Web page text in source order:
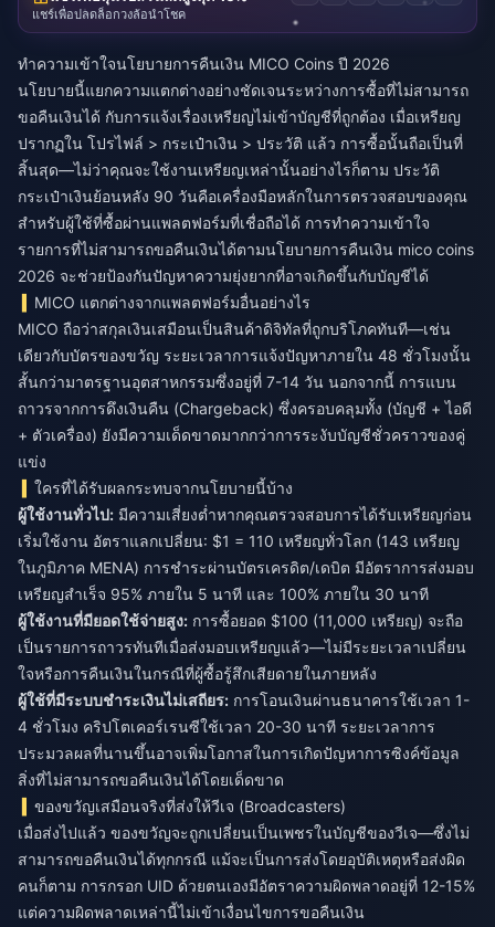
แชร์เพื่อปลดล็อกวงล้อนำโชค
ทำความเข้าใจนโยบายการคืนเงิน MICO Coins ปี 2026
นโยบายนี้แยกความแตกต่างอย่างชัดเจนระหว่างการซื้อที่ไม่สามารถ
ขอคืนเงินได้ กับการแจ้งเรื่องเหรียญไม่เข้าบัญชีที่ถูกต้อง เมื่อเหรียญ
ปรากฏใน โปรไฟล์ > กระเป๋าเงิน > ประวัติ แล้ว การซื้อนั้นถือเป็นที่
สิ้นสุด—ไม่ว่าคุณจะใช้งานเหรียญเหล่านั้นอย่างไรก็ตาม ประวัติ
กระเป๋าเงินย้อนหลัง 90 วันคือเครื่องมือหลักในการตรวจสอบของคุณ
สำหรับผู้ใช้ที่ซื้อผ่านแพลตฟอร์มที่เชื่อถือได้ การทำความเข้าใจ
รายการที่ไม่สามารถขอคืนเงินได้ตามนโยบายการคืนเงิน mico coins
2026 จะช่วยป้องกันปัญหาความยุ่งยากที่อาจเกิดขึ้นกับบัญชีได้
MICO แตกต่างจากแพลตฟอร์มอื่นอย่างไร
MICO ถือว่าสกุลเงินเสมือนเป็นสินค้าดิจิทัลที่ถูกบริโภคทันที—เช่น
เดียวกับบัตรของขวัญ ระยะเวลาการแจ้งปัญหาภายใน 48 ชั่วโมงนั้น
สั้นกว่ามาตรฐานอุตสาหกรรมซึ่งอยู่ที่ 7-14 วัน นอกจากนี้ การแบน
ถาวรจากการดึงเงินคืน (Chargeback) ซึ่งครอบคลุมทั้ง (บัญชี + ไอดี
+ ตัวเครื่อง) ยังมีความเด็ดขาดมากกว่าการระงับบัญชีชั่วคราวของคู่
แข่ง
ใครที่ได้รับผลกระทบจากนโยบายนี้บ้าง
ผู้ใช้งานทั่วไป: มีความเสี่ยงต่ำหากคุณตรวจสอบการได้รับเหรียญก่อน
เริ่มใช้งาน อัตราแลกเปลี่ยน: $1 = 110 เหรียญทั่วโลก (143 เหรียญ
ในภูมิภาค MENA) การชำระผ่านบัตรเครดิต/เดบิต มีอัตราการส่งมอบ
เหรียญสำเร็จ 95% ภายใน 5 นาที และ 100% ภายใน 30 นาที
ผู้ใช้งานที่มียอดใช้จ่ายสูง: การซื้อยอด $100 (11,000 เหรียญ) จะถือ
เป็นรายการถาวรทันทีเมื่อส่งมอบเหรียญแล้ว—ไม่มีระยะเวลาเปลี่ยน
ใจหรือการคืนเงินในกรณีที่ผู้ซื้อรู้สึกเสียดายในภายหลัง
ผู้ใช้ที่มีระบบชำระเงินไม่เสถียร: การโอนเงินผ่านธนาคารใช้เวลา 1-
4 ชั่วโมง คริปโตเคอร์เรนซีใช้เวลา 20-30 นาที ระยะเวลาการ
ประมวลผลที่นานขึ้นอาจเพิ่มโอกาสในการเกิดปัญหาการซิงค์ข้อมูล
สิ่งที่ไม่สามารถขอคืนเงินได้โดยเด็ดขาด
ของขวัญเสมือนจริงที่ส่งให้วีเจ (Broadcasters)
เมื่อส่งไปแล้ว ของขวัญจะถูกเปลี่ยนเป็นเพชรในบัญชีของวีเจ—ซึ่งไม่
สามารถขอคืนเงินได้ทุกกรณี แม้จะเป็นการส่งโดยอุบัติเหตุหรือส่งผิด
คนก็ตาม การกรอก UID ด้วยตนเองมีอัตราความผิดพลาดอยู่ที่ 12-15%
แต่ความผิดพลาดเหล่านี้ไม่เข้าเงื่อนไขการขอคืนเงิน